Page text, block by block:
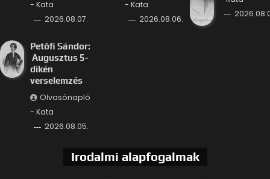
- Kata
2026.08.07.
- Kata
2026.08.06.
Petőfi Sándor:
Augusztus 5-
dikén
verselemzés
Olvasónapló
- Kata
2026.08.05.
Irodalmi alapfogalmak